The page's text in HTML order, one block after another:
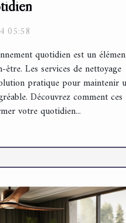
05:58
quotidien est un
Les services de nettoyage
pratique pour maintenir
Découvrez comment ces
votre quotidien...